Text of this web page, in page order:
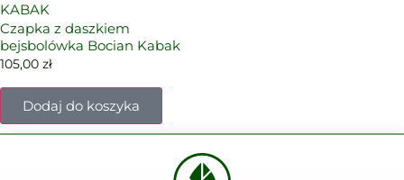
KABAK
Czapka z daszkiem
bejsbolówka Bocian Kabak
105,00 zł
Dodaj do koszyka